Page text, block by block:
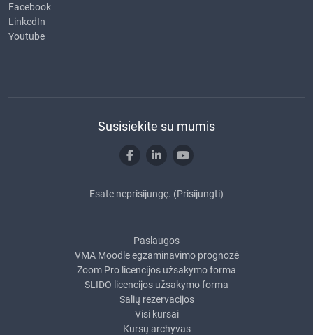
Facebook
LinkedIn
Youtube
Susisiekite su mumis
Esate neprisijungę. (Prisijungti)
Paslaugos
VMA Moodle egzaminavimo prognozė
Zoom Pro licencijos užsakymo forma
SLIDO licencijos užsakymo forma
Salių rezervacijos
Visi kursai
Kursų archyvas